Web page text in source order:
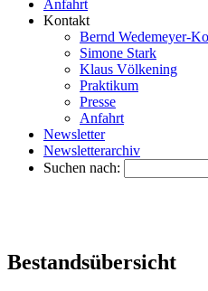
Anfahrt
Kontakt
Bernd Wedemeyer-
Simone Stark
Klaus Völkening
Praktikum
Presse
Anfahrt
Newsletter
Newsletterarchiv
Suchen nach:
Bestandsübersicht